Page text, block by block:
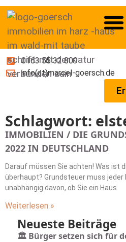
0163 55 32 809
info(at)marcel-goersch.de
Schlagwort:
IMMOBILIEN / DIE
2022 IN DEUTSCHLAND
Darauf müssen Sie achten! Was ist
überhaupt? Grundsteuer muss jeder
unabhängig davon, ob Sie ein Haus
Weiterlesen »
Neueste Beiträge
🏛️ Bürger setzen sich für